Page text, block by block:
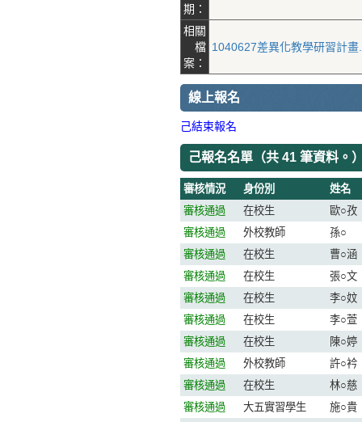
期：
相關
檔
案：
1040627差異化教學研習計
線上報名
己結束報名
己報名名單（共 41 筆資料。
審核情況 身份別
姓名
審核通過
在校生
歐○孜
審核通過
外校教師
孫○
審核通過
在校生
曹○涵
審核通過
在校生
張○文
審核通過
在校生
李○妏
審核通過
在校生
李○萱
審核通過
在校生
陳○婷
審核通過
外校教師
許○衿
審核通過
在校生
林○慈
審核通過
大五實習學生
施○貴